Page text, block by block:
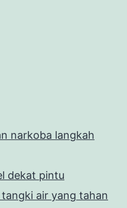
narkoba langkah
dekat pintu
air yang tahan